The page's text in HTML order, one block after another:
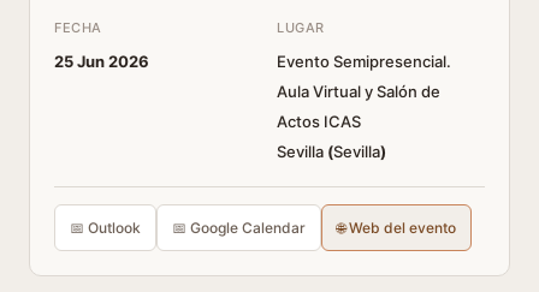
FECHA
25 Jun 2026
LUGAR
Evento Semipresencial.
Aula Virtual y Salón de
Actos ICAS
Sevilla (Sevilla)
📅 Outlook 📅 Google Calendar 🌐 Web del evento